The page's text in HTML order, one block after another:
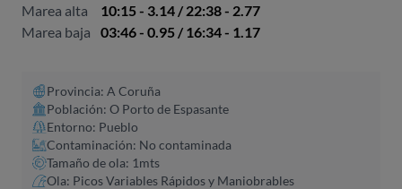
Marea alta
10:15 - 3.14 / 22:38 - 2.77
Marea baja
03:46 - 0.95 / 16:34 - 1.17
Provincia: A Coruña​
Población: O Porto de Espasante
Entorno: Pueblo
Contaminación: No contaminada
Tamaño de ola: 1mts
Ola: Picos Variables Rápidos y Maniobrables